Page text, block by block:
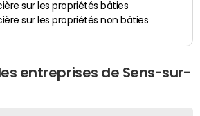
sur les propriétés bâties
sur les propriétés non bâties
entreprises de Sens-sur-